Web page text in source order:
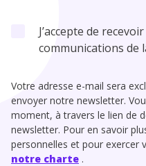
J’accepte de
communications de
Votre adresse e-mail sera
envoyer notre newsletter.
moment, à travers le lien de
newsletter. Pour en savoir
personnelles et pour exercer
notre charte .